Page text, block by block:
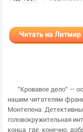
Читать на Литмир
"Кровавое дело" —
нашим читателям
Монтепена.
головокружительная
конца, где, конечно,